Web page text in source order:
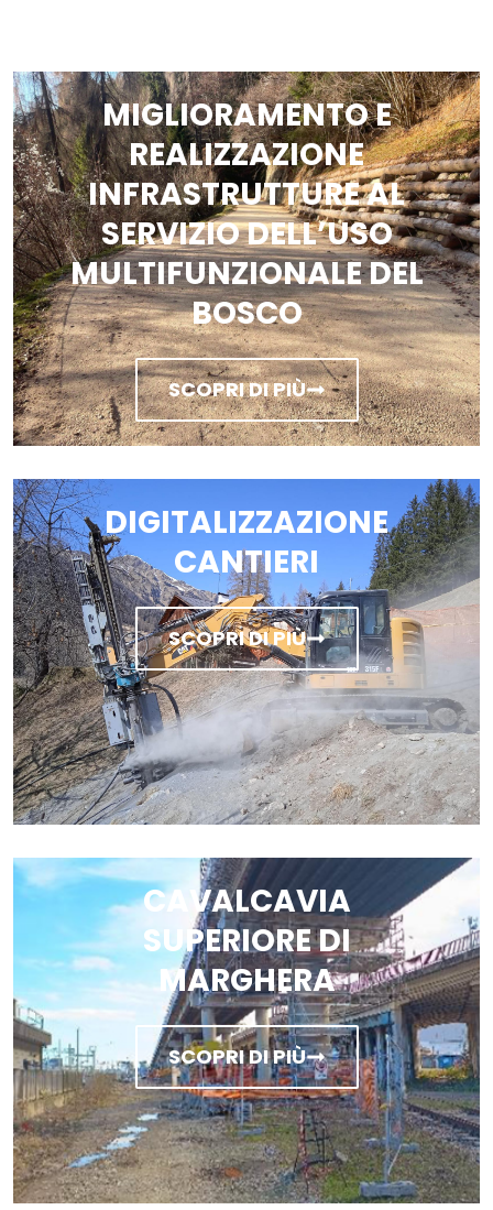
MIGLIORAMENTO E
REALIZZAZIONE
INFRASTRUTTURE AL
SERVIZIO DELL’USO
MULTIFUNZIONALE DEL
BOSCO
SCOPRI DI PIÙ
DIGITALIZZAZIONE
CANTIERI
SCOPRI DI PIÙ
CAVALCAVIA
SUPERIORE DI
MARGHERA
SCOPRI DI PIÙ